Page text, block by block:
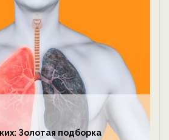
Золотая подборка